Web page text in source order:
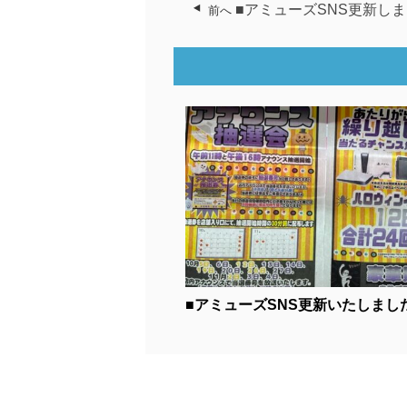
前へ ■アミューズSNS更新し
■アミューズSNS更新いたしまし